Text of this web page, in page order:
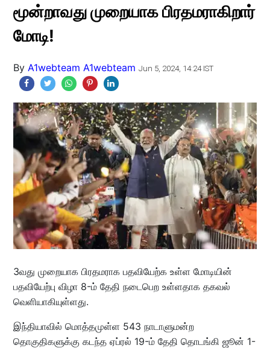
மூன்றாவது முறையாக பிரதமராகிறார்
மோடி!
By A1webteam A1webteam Jun 5, 2024, 14:24 IST
3வது முறையாக பிரதமராக பதவியேற்க உள்ள மோடியின்
பதவியேற்பு விழா 8-ம் தேதி நடைபெற உள்ளதாக தகவல்
வெளியாகியுள்ளது.
இந்தியாவில் மொத்தமுள்ள 543 நாடாளுமன்ற
தொகுதிகளுக்கு கடந்த ஏப்ரல் 19-ம் தேதி தொடங்கி ஜூன் 1-